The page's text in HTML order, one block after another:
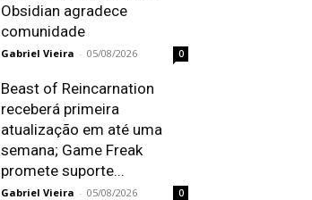
Obsidian agradece
comunidade
Gabriel Vieira - 05/08/2026 0
Beast of Reincarnation
receberá primeira
atualização em até uma
semana; Game Freak
promete suporte...
Gabriel Vieira - 05/08/2026 0